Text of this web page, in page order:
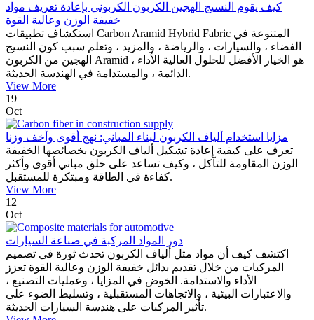
كيف يقوم النسيج الهجين الكربون الكربوني بإعادة تعريف مواد
خفيفة الوزن وعالية القوة
استكشاف تطبيقات Carbon Aramid Hybrid Fabric المتنوعة في
الفضاء ، والسيارات ، والرياضة ، والمزيد ، وتعلم سبب كون النسيج
الهجين من الكربون Aramid هو الخيار الأفضل للحلول العالية الأداء ،
الدائمة ، والمستدامة في الهندسة الحديثة.
View More
19
Oct
مزايا استخدام ألياف الكربون لبناء المباني: نهج أقوى وأخف وزنا
تعرف على كيفية إعادة تشكيل ألياف الكربون بخصائصها الخفيفة
الوزن المقاومة للتآكل ، وكيف تساعد على خلق مباني أقوى وأكثر
كفاءة في الطاقة ومبتكرة للمستقبل.
View More
12
Oct
دور المواد المركبة في صناعة السيارات
اكتشف كيف أن مواد مثل ألياف الكربون تحدث ثورة في تصميم
المركبات من خلال تقديم بدائل خفيفة الوزن وعالية القوة تعزز
الأداء والاستدامة. الخوض في المزايا ، وعمليات التصنيع ،
والاعتبارات البيئية ، والاتجاهات المستقبلية ، وتسليط الضوء على
تأثير المركبات على هندسة السيارات الحديثة.